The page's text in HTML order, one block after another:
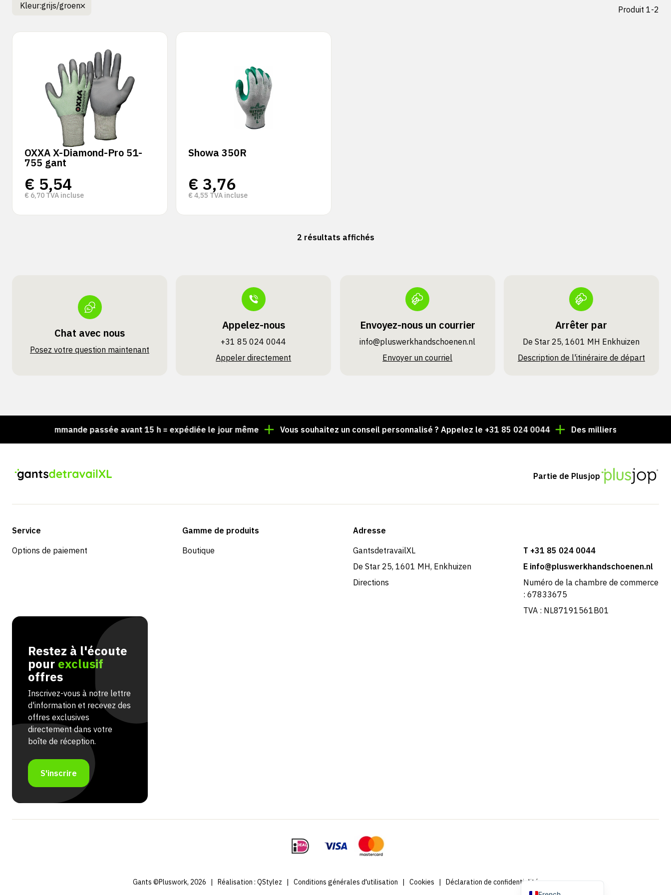
Kleur:grijs/groen Produit 1-2
OXXA X-Diamond-Pro 51-
755 gant
€ 5,54
€ 6,70 TVA incluse
Showa 350R
€ 3,76
€ 4,55 TVA incluse
2 résultats affichés
Chat avec nous
Posez votre question maintenant
Appelez-nous
+31 85 024 0044
Appeler directement
Envoyez-nous un courrier
info@pluswerk­handschoenen.nl
Envoyer un courriel
Arrêter par
De Star 25, 1601 MH Enkhuizen
Description de l'itinéraire de départ
Commande passée avant 15 h = expédiée le jour même Vous souhaitez un conseil personnalisé ? Appelez le +31 85 024 0044 Des milliers d'articles
Partie de Plusjop
Service
Options de paiement
Gamme de produits
Boutique
Adresse
GantsdetravailXL
De Star 25, 1601 MH, Enkhuizen
Directions
T +31 85 024 0044
E info@pluswerkhandschoenen.nl
Numéro de la chambre de commerce
: 67833675
TVA : NL87191561B01
Restez à l'écoute
pour exclusif
offres
Inscrivez-vous à notre lettre
d'information et recevez des
offres exclusives
directement dans votre
boîte de réception.
S'inscrire
Gants ©Pluswork, 2026 Réalisation : QStylez Conditions générales d'utilisation Cookies Déclaration de confidentialité